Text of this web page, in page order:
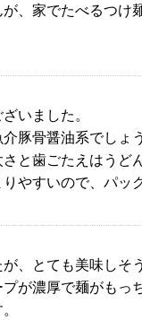
、家でたべるつけ
いました。
豚骨醤油系でしょ
と歯ごたえはうど
やすいので、パッ
、とても美味しそ
が濃厚で麺がも